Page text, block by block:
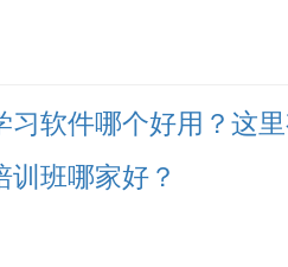
习软件哪个好用？这
训班哪家好？